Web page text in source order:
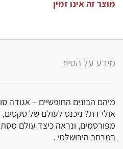
מוצר זה אינו זמין
מידע על הסיור
מיהם הבונים החופשיים – אגודה
אולי דת? ניכנס לעולם של
מפורסמים, ונראה כיצד עולם
במרחב הירושלמי .